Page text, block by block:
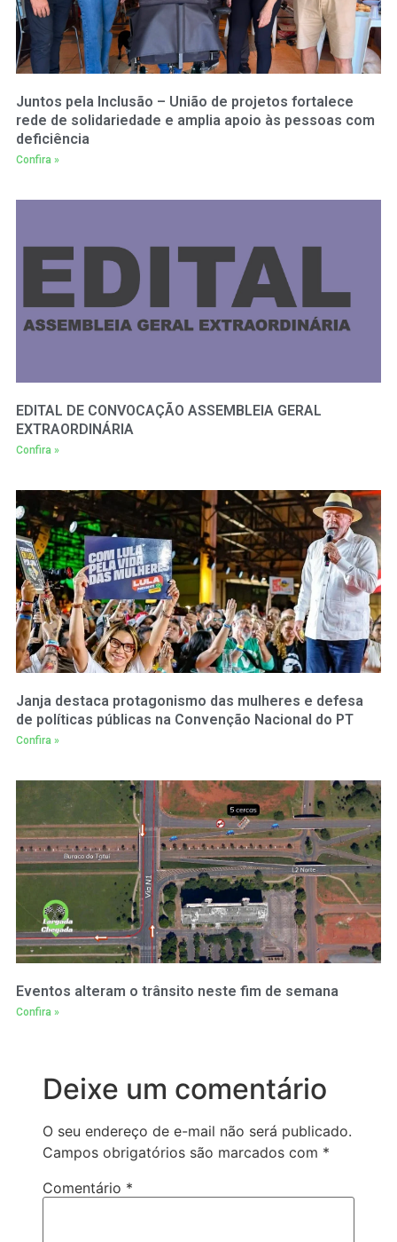
Juntos pela Inclusão – União de projetos fortalece
rede de solidariedade e amplia apoio às pessoas com
deficiência
Confira »
EDITAL DE CONVOCAÇÃO ASSEMBLEIA GERAL
EXTRAORDINÁRIA
Confira »
Janja destaca protagonismo das mulheres e defesa
de políticas públicas na Convenção Nacional do PT
Confira »
Eventos alteram o trânsito neste fim de semana
Confira »
Deixe um comentário
O seu endereço de e-mail não será publicado.
Campos obrigatórios são marcados com *
Comentário *